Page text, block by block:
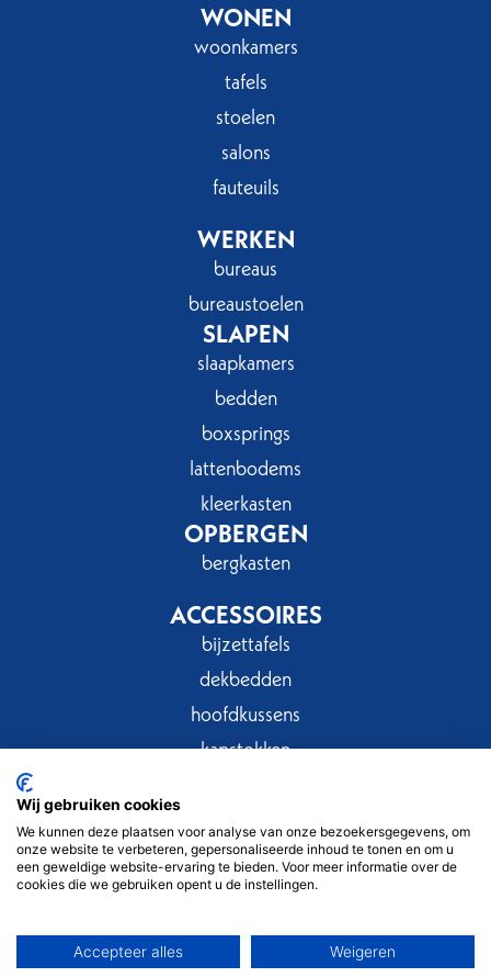
WONEN
woonkamers
tafels
stoelen
salons
fauteuils
WERKEN
bureaus
bureaustoelen
SLAPEN
slaapkamers
bedden
boxsprings
lattenbodems
kleerkasten
OPBERGEN
bergkasten
ACCESSOIRES
bijzettafels
dekbedden
hoofdkussens
kapstokken
Ambachtenlaan 20, B3300 Tienen
Wij gebruiken cookies
We kunnen deze plaatsen voor analyse van onze bezoekersgegevens, om
onze website te verbeteren, gepersonaliseerde inhoud te tonen en om u
een geweldige website-ervaring te bieden. Voor meer informatie over de
cookies die we gebruiken opent u de instellingen.
Accepteer alles Weigeren